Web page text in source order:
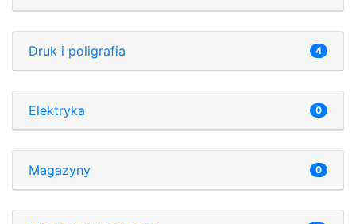
Druk i poligrafia 4
Elektryka 0
Magazyny 0